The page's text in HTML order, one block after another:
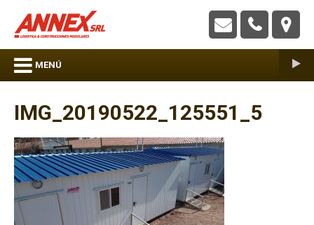
ANNEX S.R.L. – Construcciones Modulares
MENÚ
IMG_20190522_125551_5